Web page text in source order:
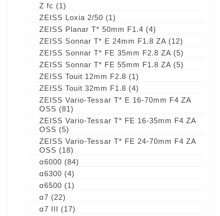
Z fc (1)
ZEISS Loxia 2/50 (1)
ZEISS Planar T* 50mm F1.4 (4)
ZEISS Sonnar T* E 24mm F1.8 ZA (12)
ZEISS Sonnar T* FE 35mm F2.8 ZA (5)
ZEISS Sonnar T* FE 55mm F1.8 ZA (5)
ZEISS Touit 12mm F2.8 (1)
ZEISS Touit 32mm F1.8 (4)
ZEISS Vario-Tessar T* E 16-70mm F4 ZA
OSS (81)
ZEISS Vario-Tessar T* FE 16-35mm F4 ZA
OSS (5)
ZEISS Vario-Tessar T* FE 24-70mm F4 ZA
OSS (18)
α6000 (84)
α6300 (4)
α6500 (1)
α7 (22)
α7 III (17)